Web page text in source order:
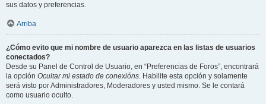
sus datos y preferencias.
Arriba
¿Cómo evito que mi nombre de usuario aparezca en las listas de usuarios
conectados?
Desde su Panel de Control de Usuario, en “Preferencias de Foros”, encontrará
la opción Ocultar mi estado de conexións. Habilite esta opción y solamente
será visto por Administradores, Moderadores y usted mismo. Se le contará
como usuario oculto.